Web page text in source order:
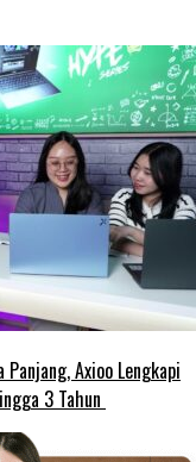
Axioo Lengkapi
3 Tahun